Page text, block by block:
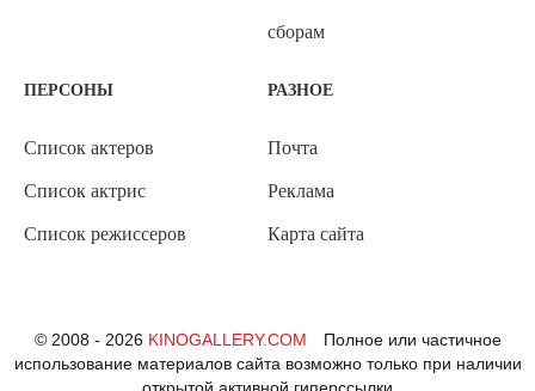
сборам
ПЕРСОНЫ
Список актеров
Список актрис
Список режиссеров
РАЗНОЕ
Почта
Реклама
Карта сайта
© 2008 - 2026 KINOGALLERY.COM
Полное или частичное
использование материалов сайта возможно только при наличии